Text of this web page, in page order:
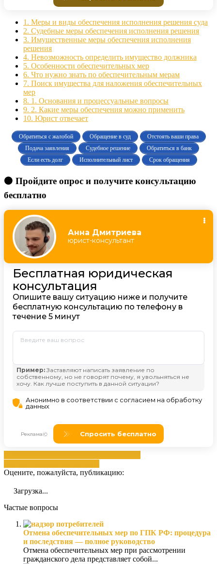
1. Меры и виды обеспечения исполнения решения суда
2. Судебные меры обеспечения исполнения решения
3. Имущественные меры обеспечения исполнения
решения
4. Невозможность определить имущество должника
5. Особенности обеспечительных мер
6. Что нужно знать по обеспечительным мерам
7. Поиск имущества для наложения обеспечительных
мер
8. 1. Основания и процессуальные вопросы
9. 2. Какие меры обеспечения можно применить
10. Юрист отвечает
Обратиться с жалобой Обращение в суд
Отстоять ваши права
Подача заявления
Судебное решение
Обратиться в банк
Если есть долг
Исполнительный лист Срок обращения
🟠 Пройдите опрос и получите консультацию
бесплатно
Оцените, пожалуйста, публикацию:
Загрузка...
Частые вопросы
Отмена обеспечительных мер по ГПК РФ: процедура
и последствия — полное руководство
Отмена обеспечительных мер при рассмотрении
гражданского дела представляет собой...